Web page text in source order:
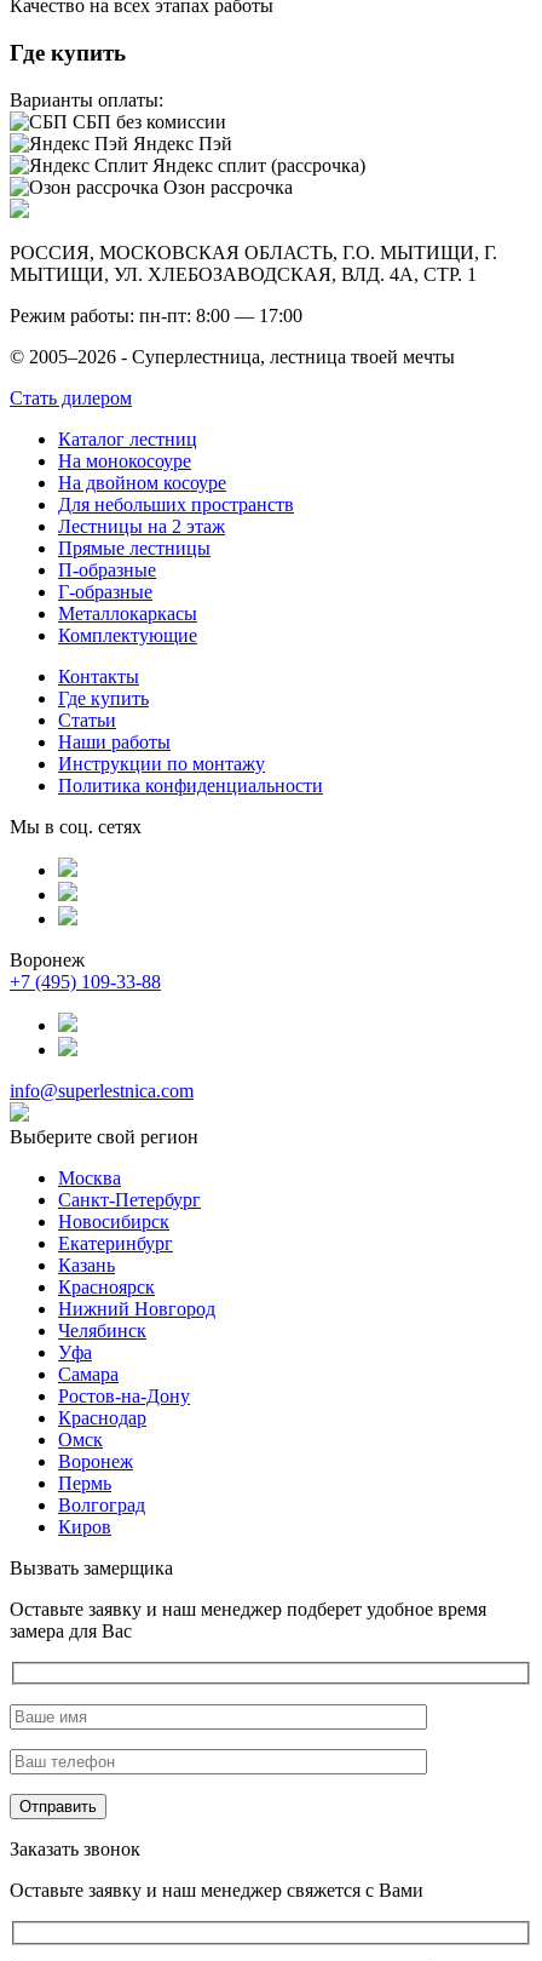
Качество на всех этапах работы
Где купить
Варианты оплаты:
СБП без комиссии
Яндекс Пэй
Яндекс сплит (рассрочка)
Озон рассрочка
РОССИЯ, МОСКОВСКАЯ ОБЛАСТЬ, Г.О. МЫТИЩИ, Г.
МЫТИЩИ, УЛ. ХЛЕБОЗАВОДСКАЯ, ВЛД. 4А, СТР. 1
Режим работы: пн-пт: 8:00 — 17:00
© 2005–2026 - Суперлестница, лестница твоей мечты
Стать дилером
Каталог лестниц
На монокосоуре
На двойном косоуре
Для небольших пространств
Лестницы на 2 этаж
Прямые лестницы
П-образные
Г-образные
Металлокаркасы
Комплектующие
Контакты
Где купить
Статьи
Наши работы
Инструкции по монтажу
Политика конфиденциальности
Мы в соц. сетях
Воронеж
+7 (495) 109-33-88
info@superlestnica.com
Выберите свой регион
Москва
Санкт-Петербург
Новосибирск
Екатеринбург
Казань
Красноярск
Нижний Новгород
Челябинск
Уфа
Самара
Ростов-на-Дону
Краснодар
Омск
Воронеж
Пермь
Волгоград
Киров
Вызвать замерщика
Оставьте заявку и наш менеджер подберет удобное время
замера для Вас
Заказать звонок
Оставьте заявку и наш менеджер свяжется с Вами